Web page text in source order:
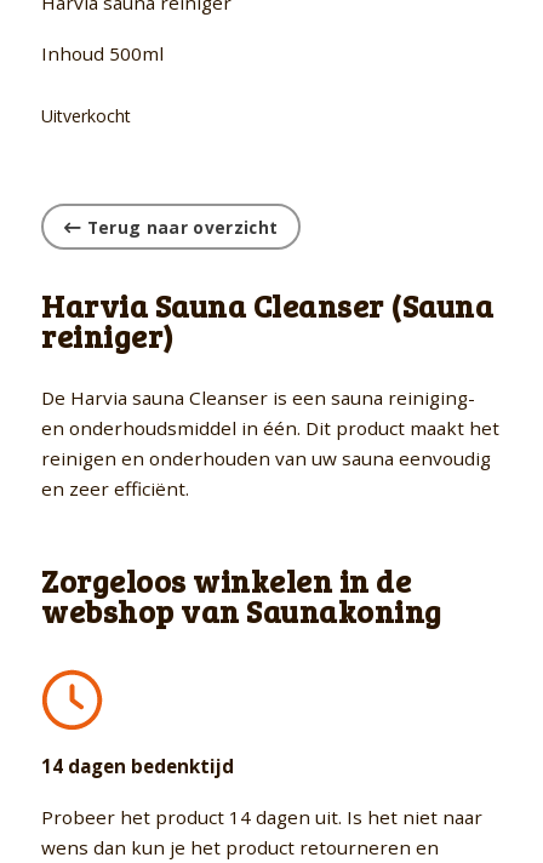
Inhoud 500ml
Uitverkocht
Terug naar overzicht
Harvia Sauna Cleanser (Sauna
reiniger)
De Harvia sauna Cleanser is een sauna reiniging-
en onderhoudsmiddel in één. Dit product maakt het
reinigen en onderhouden van uw sauna eenvoudig
en zeer efficiënt.
Zorgeloos winkelen in de
webshop van Saunakoning
14 dagen bedenktijd
Probeer het product 14 dagen uit. Is het niet naar
wens dan kun je het product retourneren en